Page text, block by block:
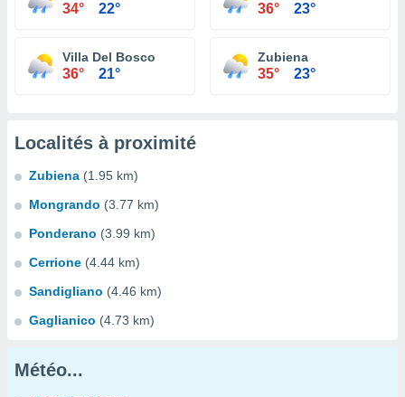
34° 22° 36° 23°
Villa Del Bosco
36° 21°
Zubiena
35° 23°
Localités à proximité
Zubiena (1.95 km)
Mongrando (3.77 km)
Ponderano (3.99 km)
Cerrione (4.44 km)
Sandigliano (4.46 km)
Gaglianico (4.73 km)
Météo...